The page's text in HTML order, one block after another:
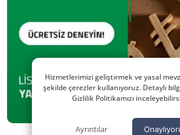
Hizmetlerimizi geliştirmek ve yasal
şekilde çerezler kullanıyoruz. Detaylı
Gizlilik Politikamızı
Ayrıntılar